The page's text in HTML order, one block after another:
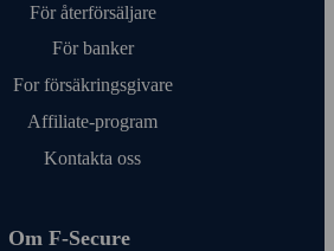
För åter­försäljare
För banker
For försäkringsgivare
Affiliate-program
Kontakta oss
Om F‑Secure